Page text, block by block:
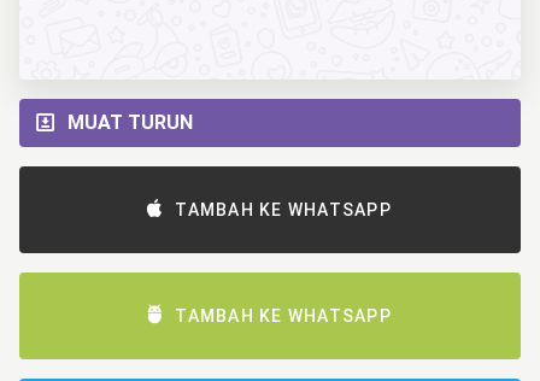
MUAT TURUN
TAMBAH KE WHATSAPP
TAMBAH KE WHATSAPP